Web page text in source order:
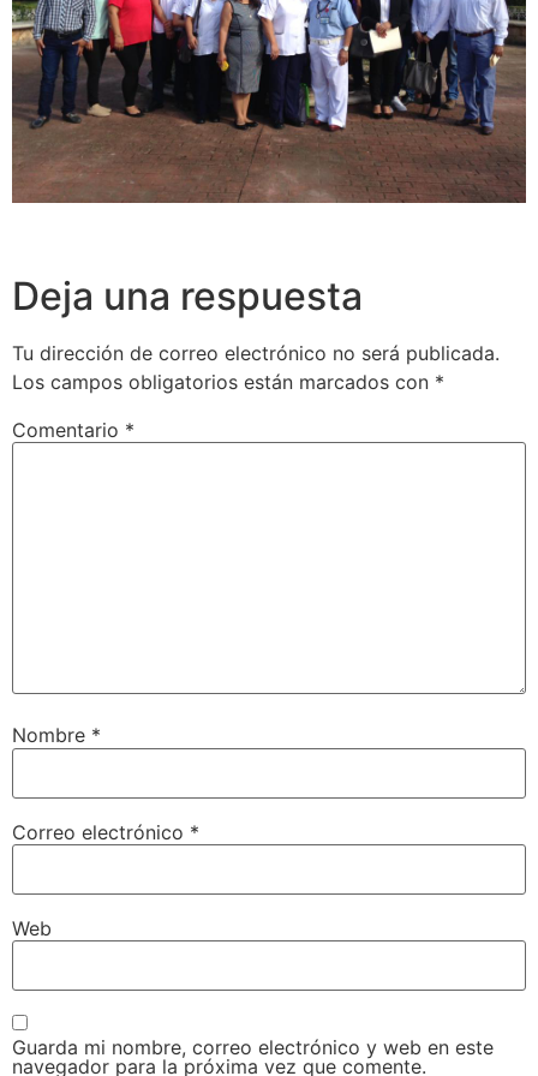
Deja una respuesta
Tu dirección de correo electrónico no será publicada.
Los campos obligatorios están marcados con *
Comentario *
Nombre *
Correo electrónico *
Web
Guarda mi nombre, correo electrónico y web en este
navegador para la próxima vez que comente.